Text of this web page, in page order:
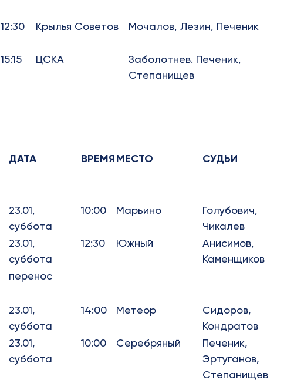
12:30 Крылья Советов Мочалов, Лезин, Печеник
15:15 ЦСКА
Заболотнев. Печеник,
Степанищев
ДАТА ВРЕМЯМЕСТО СУДЬИ
23.01,
суббота
10:00 Марьино
Голубович,
Чикалев
23.01,
суббота
12:30 Южный
Анисимов,
Каменщиков
перенос
23.01,
суббота
14:00 Метеор
Сидоров,
Кондратов
23.01,
суббота
10:00 Серебряный
Печеник,
Эртуганов,
Степанищев